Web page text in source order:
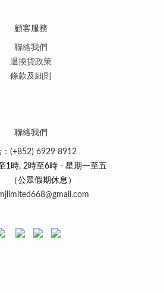
顧客服務
聯絡我們
退換貨政策
條款及細則
聯絡我們
：(+852) 6929 8912
1時, 2時至6時 - 星期一至五
眾假期休息）